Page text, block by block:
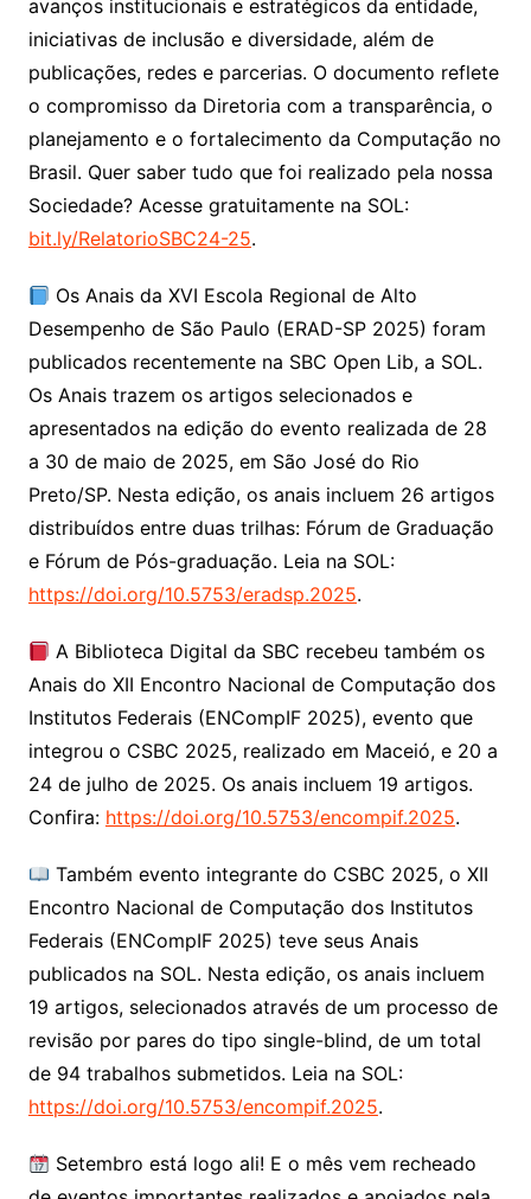
avanços institucionais e estratégicos da entidade,
iniciativas de inclusão e diversidade, além de
publicações, redes e parcerias. O documento reflete
o compromisso da Diretoria com a transparência, o
planejamento e o fortalecimento da Computação no
Brasil. Quer saber tudo que foi realizado pela nossa
Sociedade? Acesse gratuitamente na SOL:
bit.ly/RelatorioSBC24-25.
Os Anais da XVI Escola Regional de Alto
Desempenho de São Paulo (ERAD-SP 2025) foram
publicados recentemente na SBC Open Lib, a SOL.
Os Anais trazem os artigos selecionados e
apresentados na edição do evento realizada de 28
a 30 de maio de 2025, em São José do Rio
Preto/SP. Nesta edição, os anais incluem 26 artigos
distribuídos entre duas trilhas: Fórum de Graduação
e Fórum de Pós-graduação. Leia na SOL:
https://doi.org/10.5753/eradsp.2025.
A Biblioteca Digital da SBC recebeu também os
Anais do XII Encontro Nacional de Computação dos
Institutos Federais (ENCompIF 2025), evento que
integrou o CSBC 2025, realizado em Maceió, e 20 a
24 de julho de 2025. Os anais incluem 19 artigos.
Confira: https://doi.org/10.5753/encompif.2025.
Também evento integrante do CSBC 2025, o XII
Encontro Nacional de Computação dos Institutos
Federais (ENCompIF 2025) teve seus Anais
publicados na SOL. Nesta edição, os anais incluem
19 artigos, selecionados através de um processo de
revisão por pares do tipo single-blind, de um total
de 94 trabalhos submetidos. Leia na SOL:
https://doi.org/10.5753/encompif.2025.
Setembro está logo ali! E o mês vem recheado